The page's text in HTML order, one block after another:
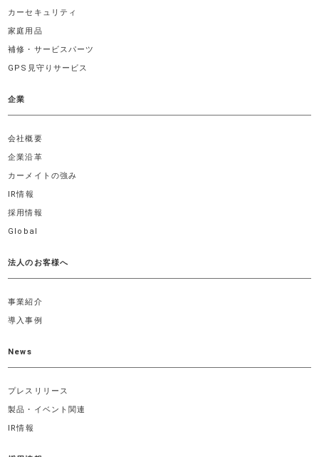
カーセキュリティ
家庭用品
補修・サービスパーツ
GPS見守りサービス
企業
会社概要
企業沿革
カーメイトの強み
IR情報
採用情報
Global
法人のお客様へ
事業紹介
導入事例
News
プレスリリース
製品・イベント関連
IR情報